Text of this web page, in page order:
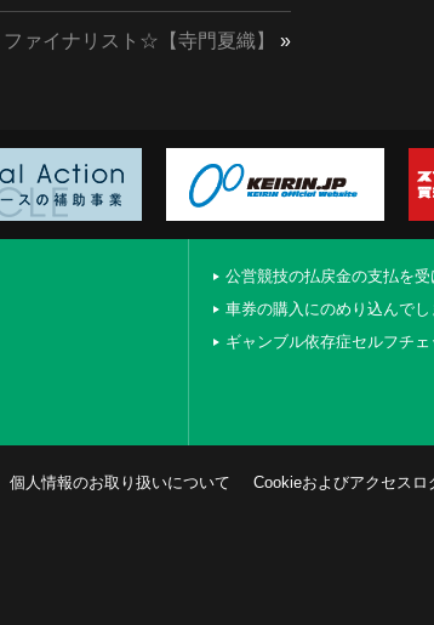
ファイナリスト☆【寺門夏織】 »
公営競技の払戻金の支払を
車券の購入にのめり込んで
ギャンブル依存症セルフチェ
個人情報のお取り扱いについて Cookieおよびアクセスロ